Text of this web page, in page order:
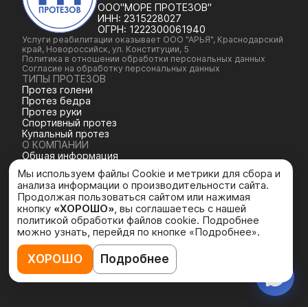
ООО"МОРЕ ПРОТЕЗОВ"
ИНН: 2315228027
ОГРН: 1222300061940
Услуги реабилитации оказывает ООО "АРЬЯ", Краснодарский
край, Новороссийск, ул. Конституции, 5
Политика в отношении обработки персональных данных
Согласие на обработку персональных данных
ТИПЫ ПРОТЕЗОВ
Протез голени
Протез бедра
Протез руки
Спортивный протез
Купальный протез
О КОМПАНИИ
Общая информация
История компании
Контакты
Отзывы
Мы используем файлы Cookie и метрики для сбора и
анализа информации о производительности сайта.
Продолжая пользоваться сайтом или нажимая
кнопку «ХОРОШО», вы соглашаетесь с нашей
политикой обработки файлов cookie. Подробнее
можно узнать, перейдя по кнопке «Подробнее».
ХОРОШО Подробнее